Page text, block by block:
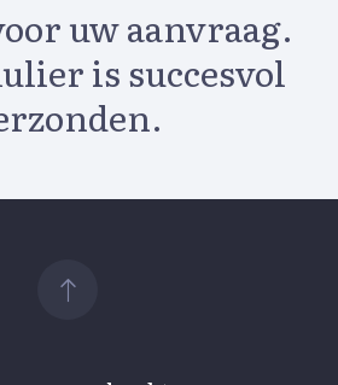
uw aanvraag.
is succesvol